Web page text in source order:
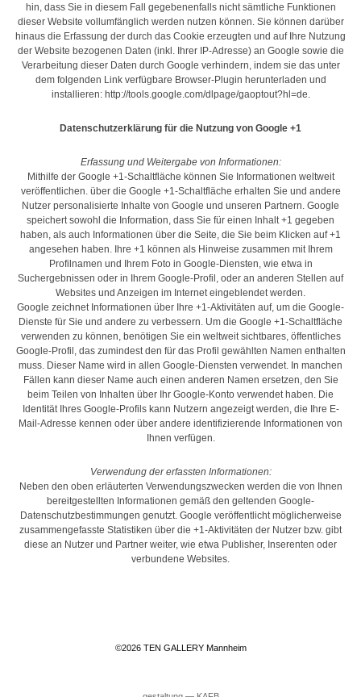
hin, dass Sie in diesem Fall gegebenenfalls nicht sämtliche Funktionen
dieser Website vollumfänglich werden nutzen können. Sie können darüber
hinaus die Erfassung der durch das Cookie erzeugten und auf Ihre Nutzung
der Website bezogenen Daten (inkl. Ihrer IP-Adresse) an Google sowie die
Verarbeitung dieser Daten durch Google verhindern, indem sie das unter
dem folgenden Link verfügbare Browser-Plugin herunterladen und
installieren: http://tools.google.com/dlpage/gaoptout?hl=de.
Datenschutzerklärung für die Nutzung von Google +1
Erfassung und Weitergabe von Informationen:
Mithilfe der Google +1-Schaltfläche können Sie Informationen weltweit
veröffentlichen. über die Google +1-Schaltfläche erhalten Sie und andere
Nutzer personalisierte Inhalte von Google und unseren Partnern. Google
speichert sowohl die Information, dass Sie für einen Inhalt +1 gegeben
haben, als auch Informationen über die Seite, die Sie beim Klicken auf +1
angesehen haben. Ihre +1 können als Hinweise zusammen mit Ihrem
Profilnamen und Ihrem Foto in Google-Diensten, wie etwa in
Suchergebnissen oder in Ihrem Google-Profil, oder an anderen Stellen auf
Websites und Anzeigen im Internet eingeblendet werden.
Google zeichnet Informationen über Ihre +1-Aktivitäten auf, um die Google-
Dienste für Sie und andere zu verbessern. Um die Google +1-Schaltfläche
verwenden zu können, benötigen Sie ein weltweit sichtbares, öffentliches
Google-Profil, das zumindest den für das Profil gewählten Namen enthalten
muss. Dieser Name wird in allen Google-Diensten verwendet. In manchen
Fällen kann dieser Name auch einen anderen Namen ersetzen, den Sie
beim Teilen von Inhalten über Ihr Google-Konto verwendet haben. Die
Identität Ihres Google-Profils kann Nutzern angezeigt werden, die Ihre E-
Mail-Adresse kennen oder über andere identifizierende Informationen von
Ihnen verfügen.
Verwendung der erfassten Informationen:
Neben den oben erläuterten Verwendungszwecken werden die von Ihnen
bereitgestellten Informationen gemäß den geltenden Google-
Datenschutzbestimmungen genutzt. Google veröffentlicht möglicherweise
zusammengefasste Statistiken über die +1-Aktivitäten der Nutzer bzw. gibt
diese an Nutzer und Partner weiter, wie etwa Publisher, Inserenten oder
verbundene Websites.
©2026 TEN GALLERY Mannheim